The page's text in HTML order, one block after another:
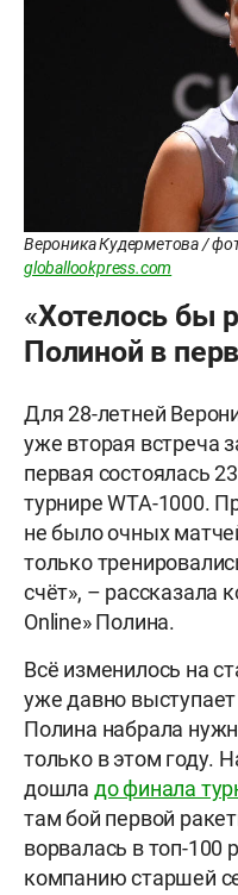
Вероника Кудерметова /
globallookpress.com
«Хотелось бы
Полиной в
Для 28-летней
уже вторая встреча
первая состоялась
турнире WTA-1000.
не было очных
только
счёт», – рассказала
Online» Полина.
Всё изменилось на
уже давно
Полина набрала
только в этом году.
дошла до финала
там бой первой
ворвалась в топ-100
компанию старшей